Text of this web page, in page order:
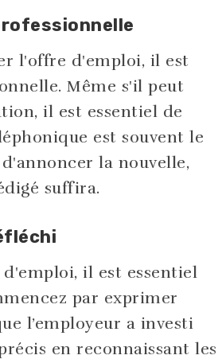
l'offre d'emploi, il est
Même s'il peut
il est essentiel de
est souvent le
la nouvelle,
suffira.
il est essentiel
par exprimer
l’employeur a investi
en reconnaissant les